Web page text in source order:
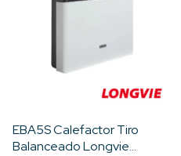
EBA5S Calefactor Tiro
Balanceado Longvie